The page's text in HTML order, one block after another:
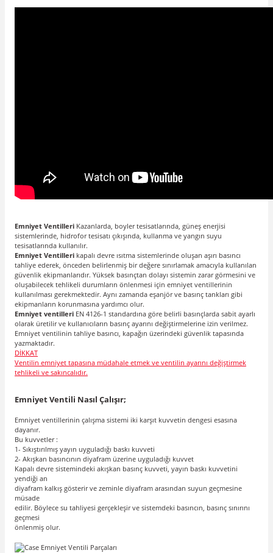
Emniyet Ventilleri Kazanlarda, boyler tesisatlarında, güneş enerjisi
sistemlerinde, hidrofor tesisatı çıkışında, kullanma ve yangın suyu
tesisatlarında kullanılır.
Emniyet Ventilleri kapalı devre ısıtma sistemlerinde oluşan aşırı basıncı
tahliye ederek, önceden belirlenmiş bir değere sınırlamak amacıyla kullanılan
güvenlik ekipmanlarıdır. Yüksek basınçtan dolayı sistemin zarar görmesini ve
oluşabilecek tehlikeli durumların önlenmesi için emniyet ventillerinin
kullanılması gerekmektedir. Aynı zamanda eşanjör ve basınç tankları gibi
ekipmanların korunmasına yardımcı olur.
Emniyet ventilleri EN 4126-1 standardına göre belirli basınçlarda sabit ayarlı
olarak üretilir ve kullanıcıların basınç ayarını değiştirmelerine izin verilmez.
Emniyet ventilinin tahliye basıncı, kapağın üzerindeki güvenlik tapasında
yazmaktadır.
DİKKAT
Ventilin emniyet tapasına müdahale etmek ve ventilin ayarını değiştirmek
tehlikeli ve sakıncalıdır.
Emniyet Ventili Nasıl Çalışır;
Emniyet ventillerinin çalışma sistemi iki karşıt kuvvetin dengesi esasına
dayanır.
Bu kuvvetler :
1- Sıkıştırılmış yayın uyguladığı baskı kuvveti
2- Akışkan basıncının diyafram üzerine uyguladığı kuvvet
Kapalı devre sistemindeki akışkan basınç kuvveti, yayın baskı kuvvetini
yendiği an
diyafram kalkış gösterir ve zeminle diyafram arasından suyun geçmesine
müsade
edilir. Böylece su tahliyesi gerçekleşir ve sistemdeki basıncın, basınç sınırını
geçmesi
önlenmiş olur.